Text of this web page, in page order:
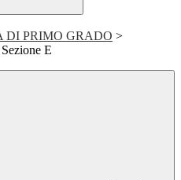
DI PRIMO GRADO >
E